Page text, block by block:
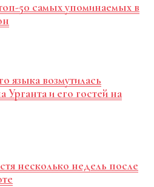
50 самых упоминаемых в
языка возмутилась
и его гостей на
несколько недель после